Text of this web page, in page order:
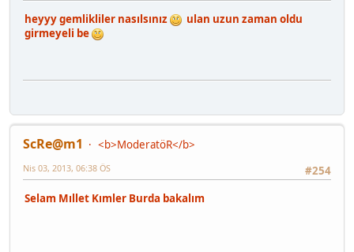
heyyy gemlikliler nasılsınız
ulan uzun zaman oldu
girmeyeli be
ScRe@m1
<b>ModeratöR</b>
#254
Nis 03, 2013, 06:38 ÖS
Selam Mıllet Kımler Burda bakalım